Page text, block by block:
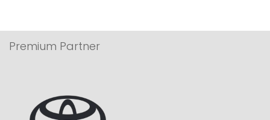
Premium Partner